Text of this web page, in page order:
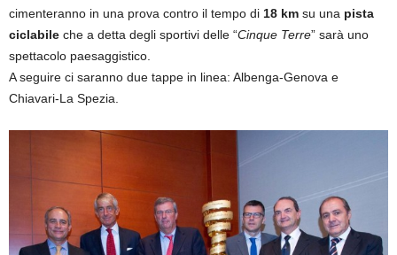
cimenteranno in una prova contro il tempo di 18 km su una pista
ciclabile che a detta degli sportivi delle “Cinque Terre” sarà uno
spettacolo paesaggistico.
A seguire ci saranno due tappe in linea: Albenga-Genova e
Chiavari-La Spezia.